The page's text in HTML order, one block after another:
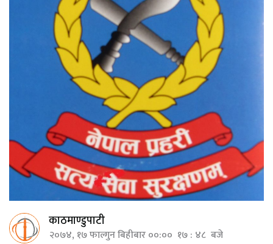
काठमाण्डुपाटी
२०७४, १७ फाल्गुन बिहीबार ००:०० १७ : ४८ बजे